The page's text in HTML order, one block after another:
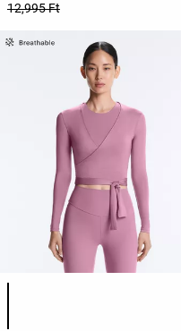
12,995 Ft